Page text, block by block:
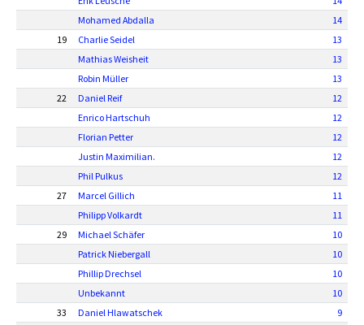
Mohamed Abdalla
14
19
Charlie Seidel
13
Mathias Weisheit
13
Robin Müller
13
22
Daniel Reif
12
Enrico Hartschuh
12
Florian Petter
12
Justin Maximilian.
12
Phil Pulkus
12
27
Marcel Gillich
11
Philipp Volkardt
11
29
Michael Schäfer
10
Patrick Niebergall
10
Phillip Drechsel
10
Unbekannt
10
33
Daniel Hlawatschek
9